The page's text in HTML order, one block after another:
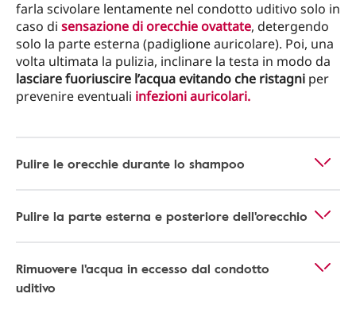
farla scivolare lentamente nel condotto uditivo solo in
caso di sensazione di orecchie ovattate, detergendo
solo la parte esterna (padiglione auricolare). Poi, una
volta ultimata la pulizia, inclinare la testa in modo da
lasciare fuoriuscire l’acqua evitando che ristagni per
prevenire eventuali infezioni auricolari.
Pulire le orecchie durante lo shampoo
Pulire la parte esterna e posteriore dell'orecchio
Rimuovere l'acqua in eccesso dal condotto
uditivo